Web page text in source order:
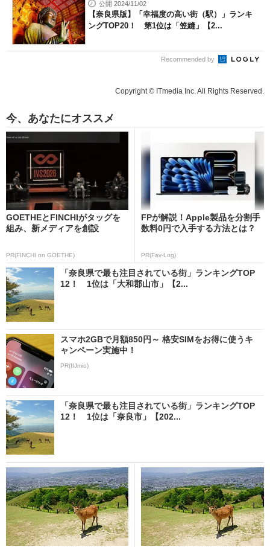
公開 2024/11/02
【奈良県版】「幸福度の高い街（駅）」ランキ
ングTOP20！ 第1位は「笠縫」【2...
Recommended by
Copyright © ITmedia Inc. All Rights Reserved.
今、あなたにオススメ
GOETHEとFINCHIがタッグを
組み、新メディアを創設
PR(FINCHI on GOETHE)
FPが解説！Apple製品を分割手
数料0円で入手する方法とは？
PR(Fav-Log)
「奈良県で最も注目されている街」ランキングTOP
12！ 1位は「大和郡山市」【2...
スマホ2GBで月額850円～ 格安SIMをお得に使うキ
ャンペーン実施中！
PR(IIJmio)
「奈良県で最も注目されている街」ランキングTOP
12！ 1位は「奈良市」【202...